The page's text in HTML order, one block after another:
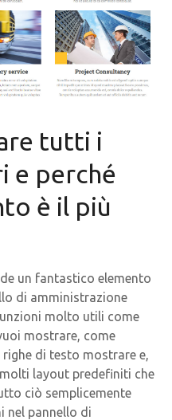
tutti i
e perché
è il più
un fantastico elemento
di amministrazione
molto utili come
mostrare, come
di testo mostrare e,
layout predefiniti che
ciò semplicemente
nel pannello di